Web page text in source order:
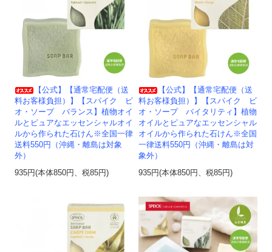
【公式】【通常宅配便（送
料お客様負担）】【スパイク ビ
オ・ソープ バランス】植物オイ
ルとピュアなエッセンシャルオイ
ルから作られた石けん※全国一律
送料550円（沖縄・離島は対象
外）
935円(本体850円、税85円)
【公式】【通常宅配便（送
料お客様負担）】【スパイク ビ
オ・ソープ バイタリティ】植物
オイルとピュアなエッセンシャル
オイルから作られた石けん※全国
一律送料550円（沖縄・離島は対
象外）
935円(本体850円、税85円)